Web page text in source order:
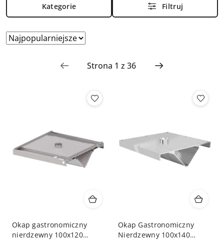
Kategorie Filtruj
Zastosowano
Najpopularniejsze.
Sortuj
według
Okap gastronomiczny
nierdzewny 100x120
Okap Gastronomiczny
Nierdzewny 100x140